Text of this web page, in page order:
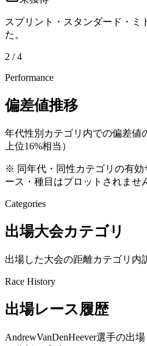
スプリント・スタンダード・ミ
た。
2 / 4
Performance
偏差値推移
年代性別カテゴリ内での偏差値
上位16%相当）
※ 同年代・同性カテゴリの有効
ース・種目はプロットされませ
Categories
出場大会カテゴリ
出場した大会の距離カテゴリ内
Race History
出場レース履歴
AndrewVanDenHeever選手の出